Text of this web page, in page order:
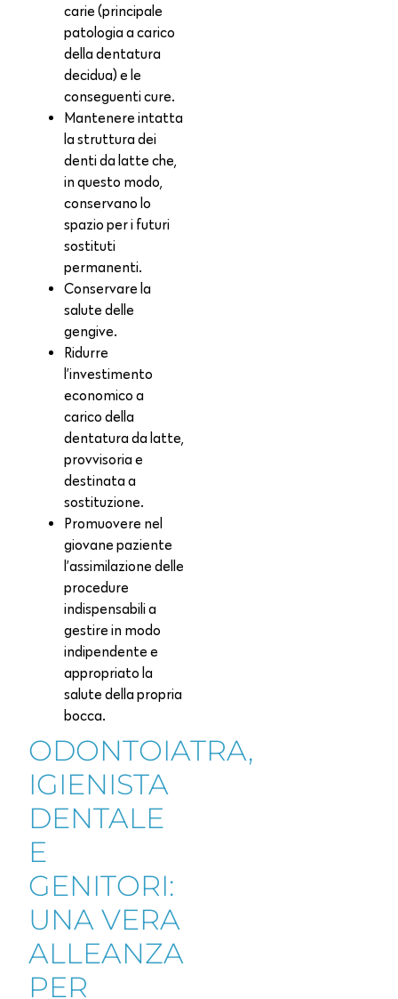
carie (principale
patologia a carico
della dentatura
decidua) e le
conseguenti cure.
Mantenere intatta
la struttura dei
denti da latte che,
in questo modo,
conservano lo
spazio per i futuri
sostituti
permanenti.
Conservare la
salute delle
gengive.
Ridurre
l’investimento
economico a
carico della
dentatura da latte,
provvisoria e
destinata a
sostituzione.
Promuovere nel
giovane paziente
l’assimilazione delle
procedure
indispensabili a
gestire in modo
indipendente e
appropriato la
salute della propria
bocca.
ODONTOIATRA,
IGIENISTA
DENTALE
E
GENITORI:
UNA VERA
ALLEANZA
PER